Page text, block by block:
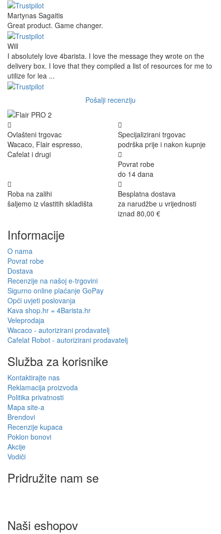
Martynas Sagaitis
Great product. Game changer.
Will
I absolutely love 4barista. I love the message they wrote on the
delivery box. I love that they compiled a list of resources for me to
utilize for lea ...
Pošalji recenziju
Ovlašteni trgovac
Wacaco, Flair espresso,
Cafelat i drugi
Specijalizirani trgovac
podrška prije i nakon kupnje
Povrat robe
do 14 dana
Roba na zalihi
šaljemo iz vlastitih skladišta
Besplatna dostava
za narudžbe u vrijednosti
iznad 80,00 €
Informacije
O nama
Povrat robe
Dostava
Recenzije na našoj e-trgovini
Sigurno online plaćanje GoPay
Opći uvjeti poslovanja
Kava shop.hr = 4Barista.hr
Veleprodaja
Wacaco - autorizirani prodavatelj
Cafelat Robot - autorizirani prodavatelj
Služba za korisnike
Kontaktirajte nas
Reklamacija proizvoda
Politika privatnosti
Mapa site-a
Brendovi
Recenzije kupaca
Poklon bonovi
Akcije
Vodiči
Pridružite nam se
Naši eshopov